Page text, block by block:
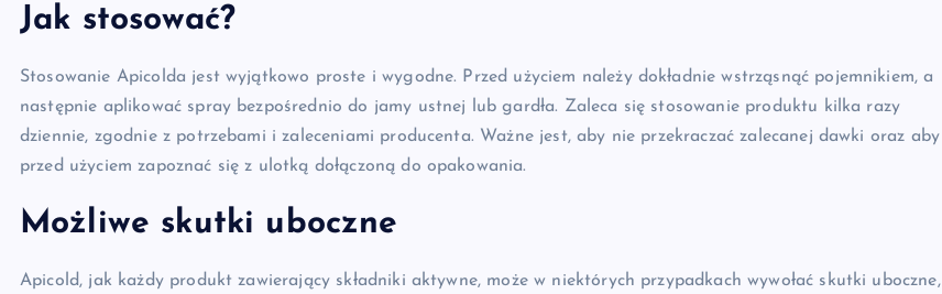
Jak stosować?
Stosowanie Apicolda jest wyjątkowo proste i wygodne. Przed użyciem należy dokładnie wstrząsnąć pojemnikiem, a
następnie aplikować spray bezpośrednio do jamy ustnej lub gardła. Zaleca się stosowanie produktu kilka razy
dziennie, zgodnie z potrzebami i zaleceniami producenta. Ważne jest, aby nie przekraczać zalecanej dawki oraz aby
przed użyciem zapoznać się z ulotką dołączoną do opakowania.
Możliwe skutki uboczne
Apicold, jak każdy produkt zawierający składniki aktywne, może w niektórych przypadkach wywołać skutki uboczne,